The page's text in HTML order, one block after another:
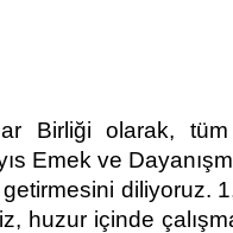
Birliği olarak,
Emek ve
diliyoruz.
huzur içinde